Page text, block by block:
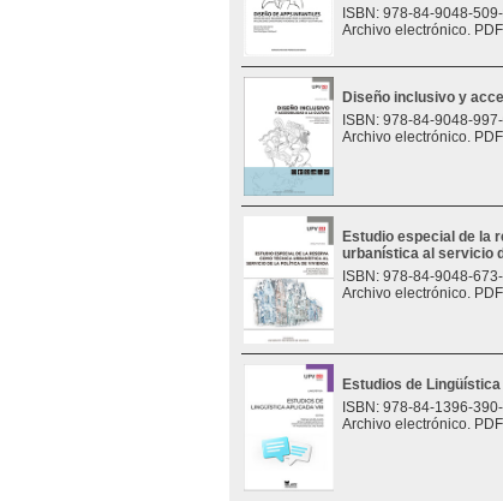
ISBN: 978-84-9048-
Archivo electrónico.
Diseño inclusivo y
ISBN: 978-84-9048-
Archivo electrónico.
Estudio especial de la
urbanística al servicio
ISBN: 978-84-9048-
Archivo electrónico.
Estudios de Lingüística
ISBN: 978-84-1396-
Archivo electrónico.